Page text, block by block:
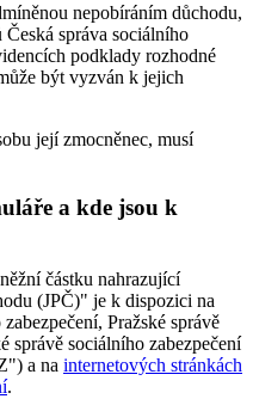
nepobíráním důchodu,
správa sociálního
podklady rozhodné
být vyzván k jejich
její zmocněnec, musí
a kde jsou k
částku nahrazující
(JPČ)" je k dispozici na
Pražské správě
správě sociálního zabezpečení
a na internetových stránkách
.